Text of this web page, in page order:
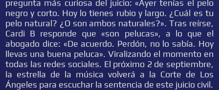
pregunta más curiosa del juicio: «Ayer tenías el pelo
negro y corto. Hoy lo tienes rubio y largo. ¿Cuál es tu
pelo natural? ¿O son ambos naturales?». Tras reírse,
Cardi B responde que «son pelucas», a lo que el
abogado dice: «De acuerdo. Perdón, no lo sabía. Hoy
llevas una buena peluca». Viralizando el momento en
todas las redes sociales. El próximo 2 de septiembre,
la estrella de la música volverá a la Corte de Los
Ángeles para escuchar la sentencia de este juicio civil.